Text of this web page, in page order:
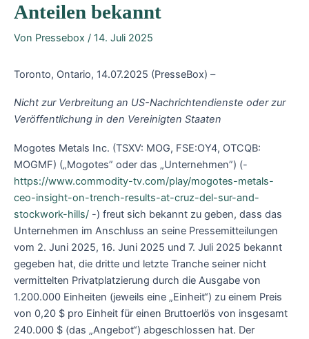
Anteilen bekannt
Von Pressebox / 14. Juli 2025
Toronto, Ontario, 14.07.2025 (PresseBox) –
Nicht zur Verbreitung an US-Nachrichtendienste oder zur
Veröffentlichung in den Vereinigten Staaten
Mogotes Metals Inc. (TSXV: MOG, FSE:OY4, OTCQB:
MOGMF) („Mogotes” oder das „Unternehmen”) (-
https://www.commodity-tv.com/play/mogotes-metals-
ceo-insight-on-trench-results-at-cruz-del-sur-and-
stockwork-hills/ -) freut sich bekannt zu geben, dass das
Unternehmen im Anschluss an seine Pressemitteilungen
vom 2. Juni 2025, 16. Juni 2025 und 7. Juli 2025 bekannt
gegeben hat, die dritte und letzte Tranche seiner nicht
vermittelten Privatplatzierung durch die Ausgabe von
1.200.000 Einheiten (jeweils eine „Einheit“) zu einem Preis
von 0,20 $ pro Einheit für einen Bruttoerlös von insgesamt
240.000 $ (das „Angebot“) abgeschlossen hat. Der